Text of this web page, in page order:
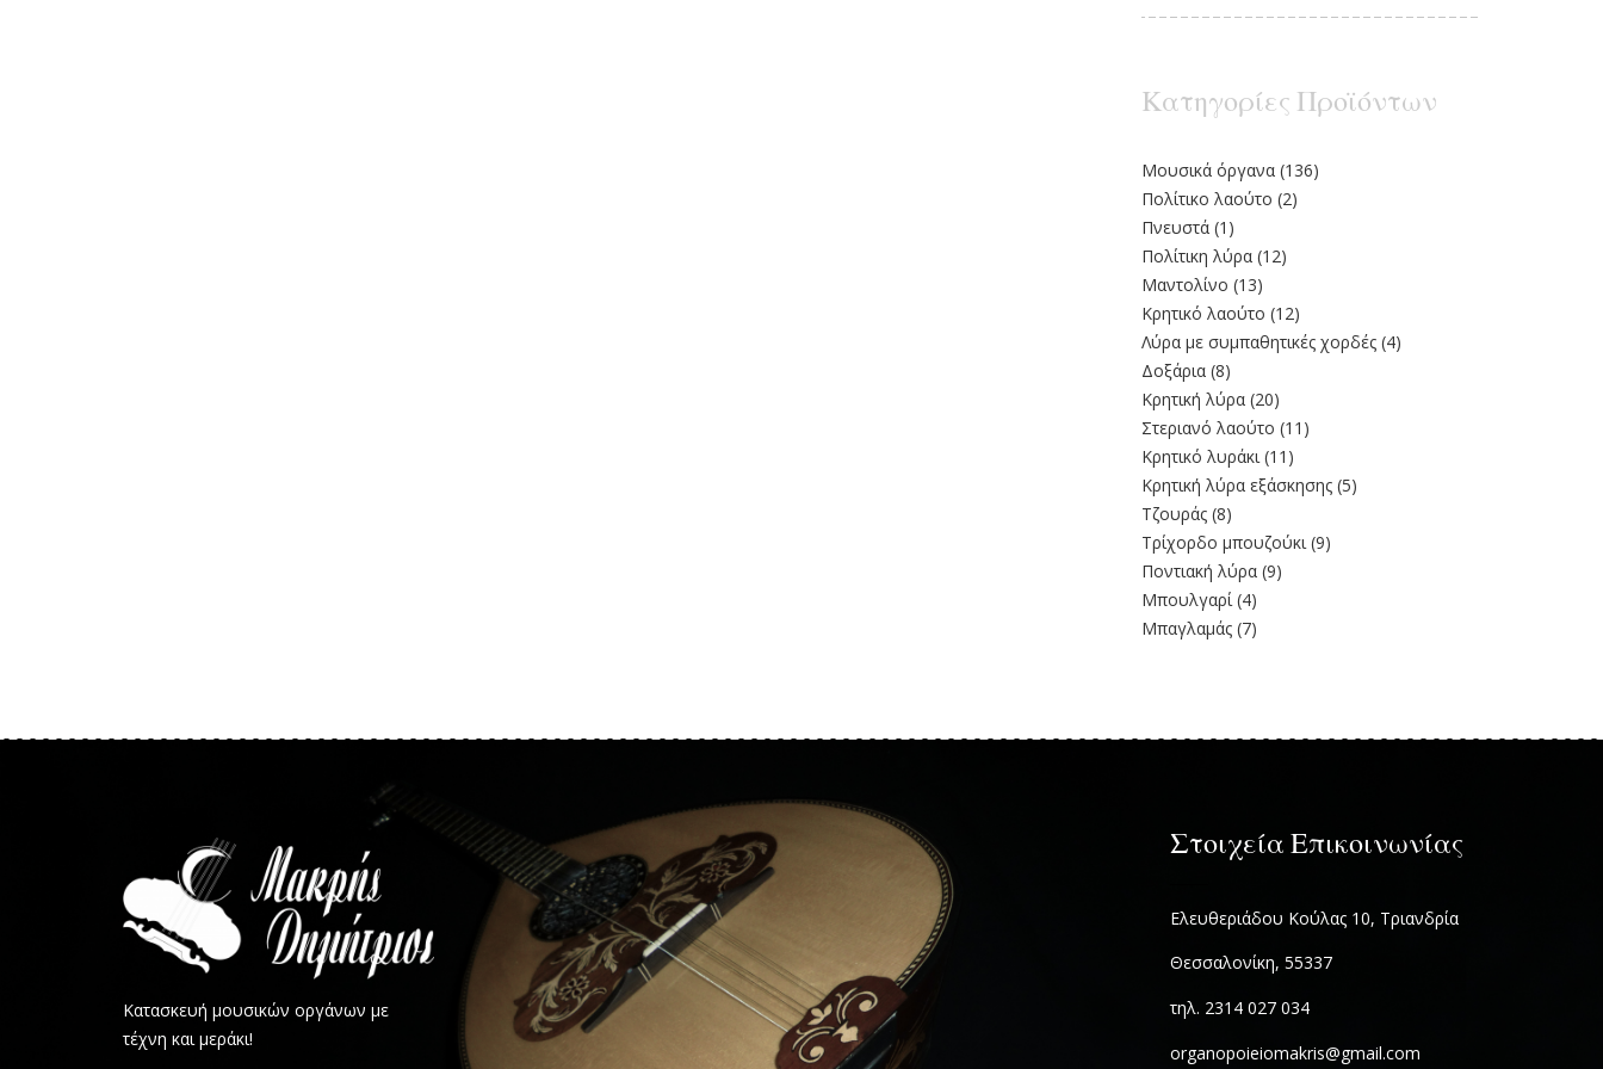
Κατηγορίες Προϊόντων
Moυσικά όργανα (136)
Πολίτικο λαούτο (2)
Πνευστά (1)
Πολίτικη λύρα (12)
Μαντολίνο (13)
Κρητικό λαούτο (12)
Λύρα με συμπαθητικές χορδές (4)
Δοξάρια (8)
Κρητική λύρα (20)
Στεριανό λαούτο (11)
Kρητικό λυράκι (11)
Κρητική λύρα εξάσκησης (5)
Τζουράς (8)
Τρίχορδο μπουζούκι (9)
Ποντιακή λύρα (9)
Μπουλγαρί (4)
Μπαγλαμάς (7)
Κατασκευή μουσικών οργάνων με
τέχνη και μεράκι!
Στοιχεία Επικοινωνίας
Ελευθεριάδου Κούλας 10, Τριανδρία
Θεσσαλονίκη, 55337
τηλ. 2314 027 034
organopoieiomakris@gmail.com